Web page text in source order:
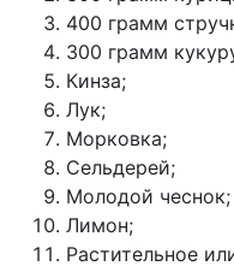
400 грамм
300 грамм
Кинза;
Лук;
Морковка;
Сельдерей;
Молодой чеснок;
Лимон;
Растительное